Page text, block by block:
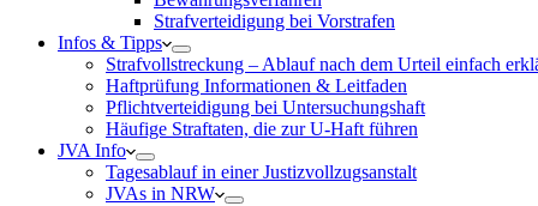
Strafverteidigung bei Vorstrafen
Infos & Tipps
Strafvollstreckung – Ablauf nach dem Urteil einfach
Haftprüfung Informationen & Leitfaden
Pflichtverteidigung bei Untersuchungshaft
Häufige Straftaten, die zur U-Haft führen
JVA Info
Tagesablauf in einer Justizvollzugsanstalt
JVAs in NRW